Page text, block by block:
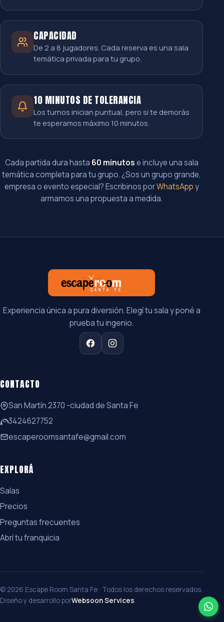
CAPACIDAD
De 2 a 8 jugadores. Cada reserva es una sala
temática privada para tu grupo.
10 MINUTOS DE TOLERANCIA
Los turnos inician puntual, pero si te demorás
te esperamos máximo 10 minutos.
Cada partida dura hasta 60 minutose incluye una sala
temática completa para tu grupo. ¿Sos un grupo grande,
empresa o evento especial? Escribinos porWhatsAppy
armamos una propuesta a medida.
Experiencia única a pura diversión. Elegí tu sala y poné a
prueba tu ingenio.
CONTACTO
San Martín 2370 -ciudad de Santa Fe
3424627752
escaperoomsantafe@gmail.com
EXPLORÁ
Salas
Precios
Preguntas frecuentes
Abrí tu franquicia
© 2026 Escape Room Santa Fe · Todos los derechos reservados.
Diseño y desarrollo porWebsoon Services